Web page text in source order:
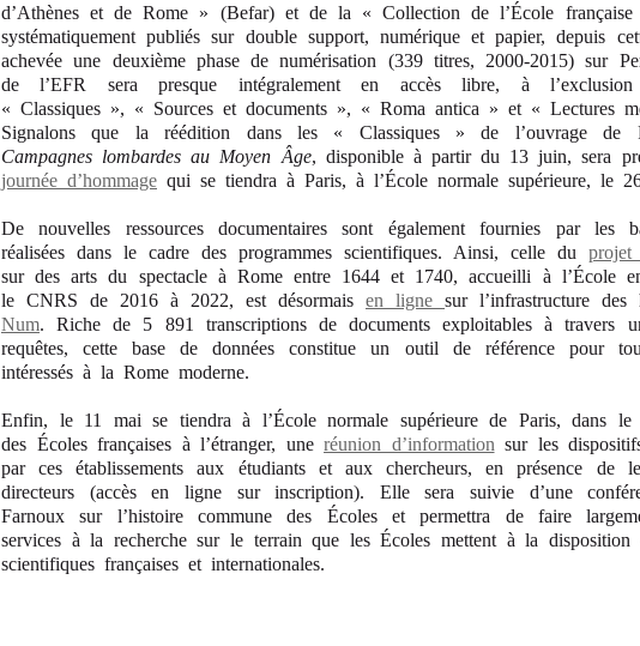
d’Athènes et de Rome » (Befar) et de la « Collection de l’École
systématiquement publiés sur double support, numérique et papier, depuis
achevée une deuxième phase de numérisation (339 titres, 2000-2015) sur
de l’EFR sera presque intégralement en accès libre, à l’exclusion
« Classiques », « Sources et documents », « Roma antica » et « Lectures
Signalons que la réédition dans les « Classiques » de l’ouvrage de
Campagnes lombardes au Moyen Âge, disponible à partir du 13 juin, sera
journée d’hommage qui se tiendra à Paris, à l’École normale supérieure, le
De nouvelles ressources documentaires sont également fournies par les
réalisées dans le cadre des programmes scientifiques. Ainsi, celle du
surdes arts du spectacle à Rome entre 1644 et 1740,accueilli à l’École
le CNRS de 2016 à 2022, est désormais en ligne sur l’infrastructure des
Num. Riche de 5 891 transcriptions de documents exploitables à travers
requêtes, cette base de données constitue un outil de référence pour
intéressés à la Rome moderne.
Enfin, le 11 mai se tiendra à l’École normale supérieure de Paris, dans le
des Écoles françaises à l’étranger, une réunion d’information sur les
par ces établissements aux étudiants et aux chercheurs, en présence de
directeurs (accès en ligne sur inscription). Elle sera suivie d’une
Farnoux sur l’histoire commune des Écoles et permettra de faire
services à la recherche sur le terrain que les Écoles mettent à la disposition
scientifiques françaises et internationales.